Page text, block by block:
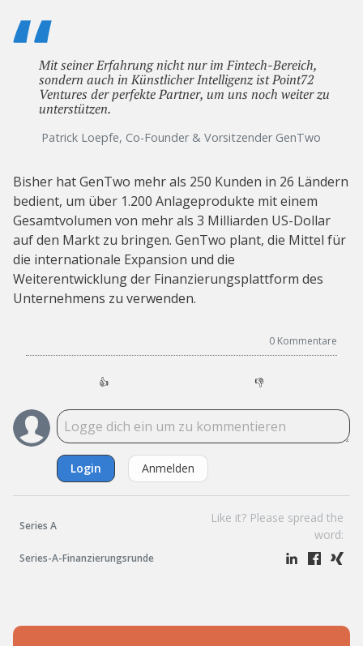
Mit seiner Erfahrung nicht nur im Fintech-Bereich,
sondern auch in Künstlicher Intelligenz ist Point72
Ventures der perfekte Partner, um uns noch weiter zu
unterstützen.
Patrick Loepfe, Co-Founder & Vorsitzender GenTwo
Bisher hat GenTwo mehr als 250 Kunden in 26 Ländern
bedient, um über 1.200 Anlageprodukte mit einem
Gesamtvolumen von mehr als 3 Milliarden US-Dollar
auf den Markt zu bringen. GenTwo plant, die Mittel für
die internationale Expansion und die
Weiterentwicklung der Finanzierungsplattform des
Unternehmens zu verwenden.
0 Kommentare
👍 👎
Login Anmelden
Series A
Series-A-Finanzierungsrunde
Like it? Please spread the
word: